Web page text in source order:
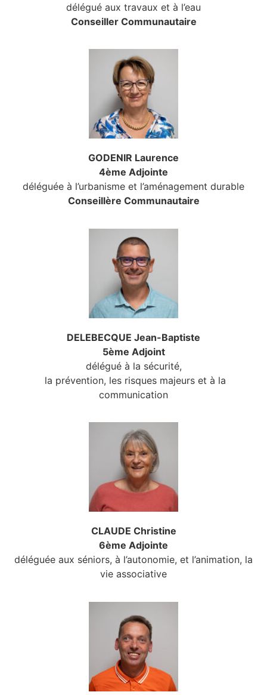
délégué aux travaux et à l’eau
Conseiller Communautaire
GODENIR Laurence
4ème Adjointe
déléguée à l’urbanisme et l’aménagement durable
Conseillère Communautaire
DELEBECQUE Jean-Baptiste
5ème Adjoint
délégué à la sécurité,
la prévention, les risques majeurs et à la
communication
CLAUDE Christine
6ème Adjointe
déléguée aux séniors, à l’autonomie, et l’animation, la
vie associative